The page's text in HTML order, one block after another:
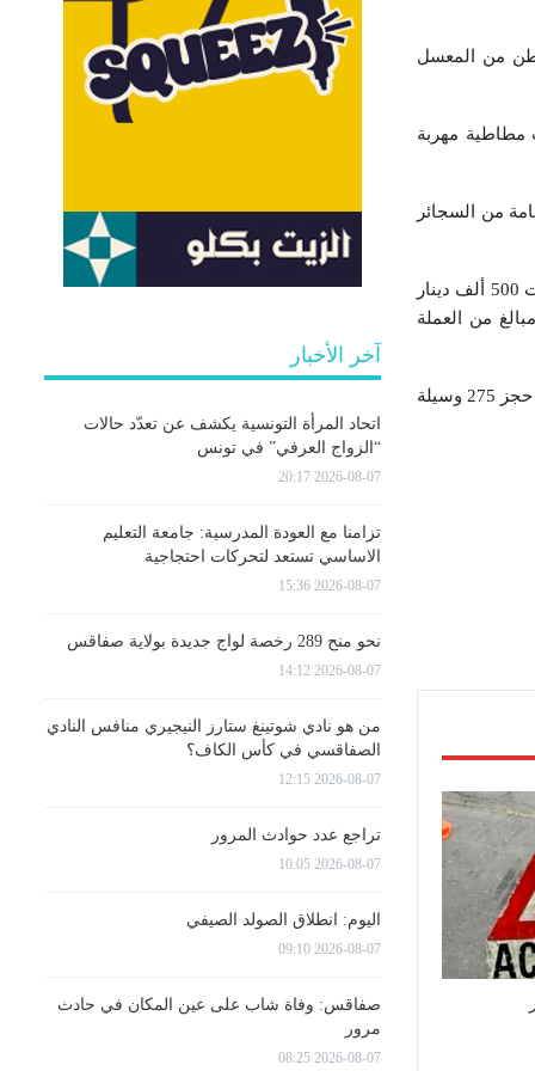
العامة للديوانة، في بلاغ لها ، ان قائمة المحجوزات تضمنت 400 ألف علبة سجائر و28 طن من المعسل
وعجلات مطاطية مهربة
5 عمليات تهريب كميات هامة من السجائر
وتمكنت فرقة الحرس الديواني بتونس من حجز حبوب مخدرة ومبالغ مالية متأتية من عمليات التهريب ناهزت 500 ألف دينار
من العملة
وافضت عمليات المراقبة التي قامت بها مختلف فرق الحرس الديواني على الطرقات، وفق ذات البلاغ ، الى حجز 275 وسيلة
آخر الأخبار
اتحاد المرأة التونسية يكشف عن تعدّد حالات
“الزواج العرفي” في تونس
2026-08-07 20:17
تزامنا مع العودة المدرسية: جامعة التعليم
الاساسي تستعد لتحركات احتجاجية
2026-08-07 15:36
نحو منح 289 رخصة لواج جديدة بولاية صفاقس
2026-08-07 14:12
من هو نادي شوتينغ ستارز النيجيري منافس النادي
الصفاقسي في كأس الكاف؟
2026-08-07 12:15
تراجع عدد حوادث المرور
2026-08-07 10:05
اليوم: انطلاق الصولد الصيفي
2026-08-07 09:10
صفاقس: وفاة شاب على عين المكان في حادث
مرور
2026-08-07 08:25